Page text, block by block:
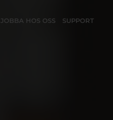
JOBBA HOS OSS SUPPORT